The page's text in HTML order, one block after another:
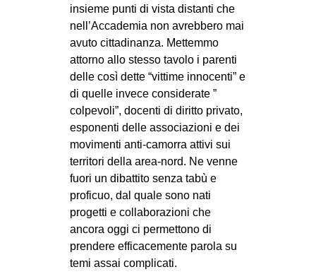
insieme punti di vista distanti che
nell’Accademia non avrebbero mai
avuto cittadinanza. Mettemmo
attorno allo stesso tavolo i parenti
delle così dette “vittime innocenti” e
di quelle invece considerate ”
colpevoli”, docenti di diritto privato,
esponenti delle associazioni e dei
movimenti anti-camorra attivi sui
territori della area-nord. Ne venne
fuori un dibattito senza tabù e
proficuo, dal quale sono nati
progetti e collaborazioni che
ancora oggi ci permettono di
prendere efficacemente parola su
temi assai complicati.